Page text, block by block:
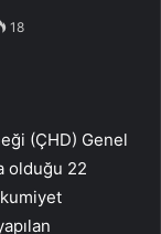
18
(ÇHD) Genel
olduğu 22